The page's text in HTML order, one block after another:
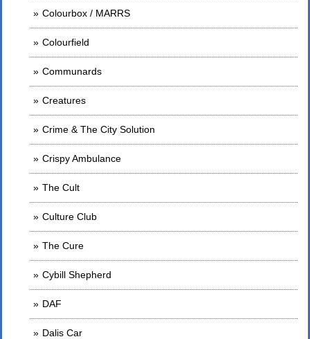
Colourbox / MARRS
Colourfield
Communards
Creatures
Crime & The City Solution
Crispy Ambulance
The Cult
Culture Club
The Cure
Cybill Shepherd
DAF
Dalis Car